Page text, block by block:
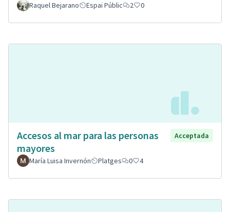
Raquel Bejarano Espai Públic 2 0
Accesos al mar para las personas
mayores
Acceptada
María Luisa Invernón Platges 0 4